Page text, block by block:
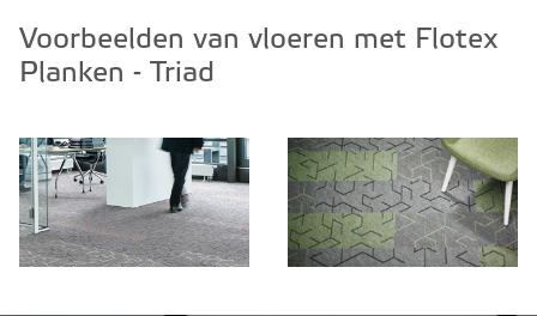
Voorbeelden van vloeren met Flotex
Planken - Triad